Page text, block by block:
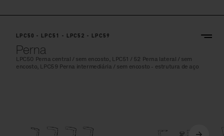
LPC50 - LPC51 - LPC52 - LPC59
Perna
LPC50 Perna central / sem encosto, LPC51 / 52 Perna lateral / sem
encosto, LPC59 Perna intermediária / sem encosto - estrutura de aço